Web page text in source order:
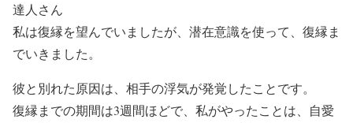
達人さん
私は復縁を望んでいましたが、潜在意識を使って、復縁ま
でいきました。
彼と別れた原因は、相手の浮気が発覚したことです。
復縁までの期間は3週間ほどで、私がやったことは、自愛